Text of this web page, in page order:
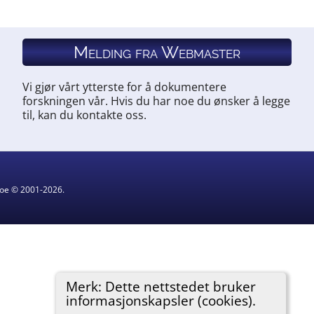
Merk: Dette nettstedet bruker
informasjonskapsler (cookies).
Melding fra Webmaster
Vi gjør vårt ytterste for å dokumentere
forskningen vår. Hvis du har noe du ønsker å legge
til, kan du kontakte oss.
© 2001-2026.